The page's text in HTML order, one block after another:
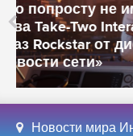
От более
осталось
закрыл
Иннополисе
Новости мира